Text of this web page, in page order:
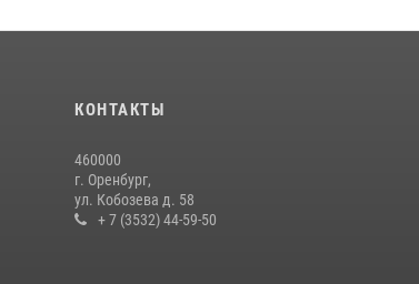
КОНТАКТЫ
460000
г. Оренбург,
ул. Кобозева д. 58
+ 7 (3532) 44-59-50